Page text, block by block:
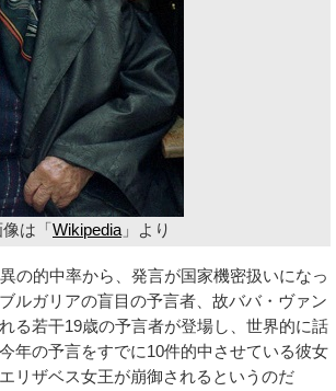
は「Wikipedia 」より
の的中率から、発言が国家機密扱いになっ
ルガリアの盲目の予言者、故ババ・ヴァン
る若干19歳の予言者が登場し、世界的に話
年の予言をすでに10件的中させている彼女
リザベス女王が崩御されるというのだ